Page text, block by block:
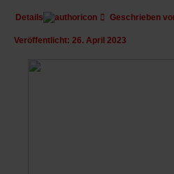
Details Geschrieben
Veröffentlicht: 26. April 2023